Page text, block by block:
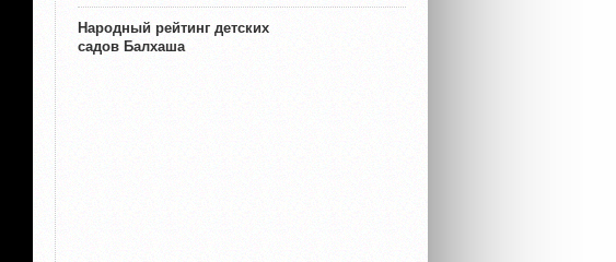
Народный рейтинг детских
садов Балхаша